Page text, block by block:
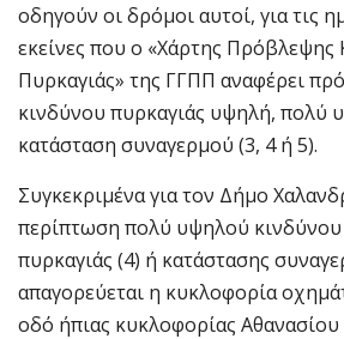
οδηγούν οι δρόμοι αυτοί, για τις
εκείνες που ο «Χάρτης Πρόβλεψης
Πυρκαγιάς» της ΓΓΠΠ αναφέρει
κινδύνου πυρκαγιάς υψηλή, πολύ
κατάσταση συναγερμού (3, 4 ή 5).
Συγκεκριμένα για τον Δήμο
περίπτωση πολύ υψηλού κινδύνου
πυρκαγιάς (4) ή κατάστασης
απαγορεύεται η κυκλοφορία
οδό ήπιας κυκλοφορίας